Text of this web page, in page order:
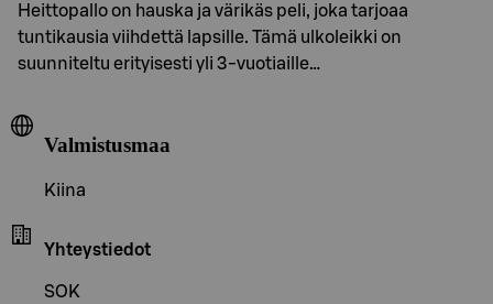
Heittopallo on hauska ja värikäs peli, joka tarjoaa
tuntikausia viihdettä lapsille. Tämä ulkoleikki on
suunniteltu erityisesti yli 3-vuotiaille…
Valmistusmaa
Kiina
Yhteystiedot
SOK